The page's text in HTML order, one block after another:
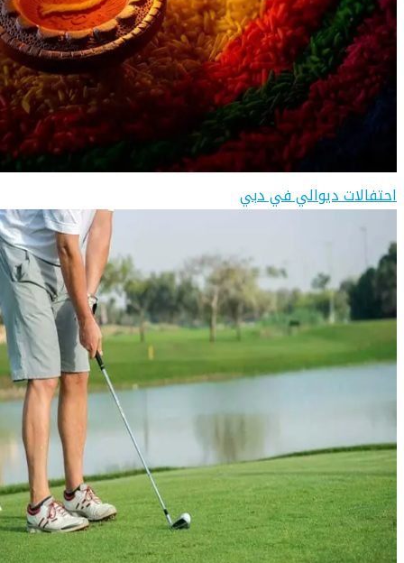
احتفالات ديوالي في دبي